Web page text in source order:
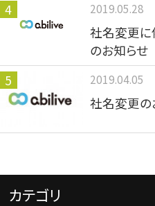
2019.05.28
社名変更
のお知らせ
2019.04.05
社名変更の
カテゴリ